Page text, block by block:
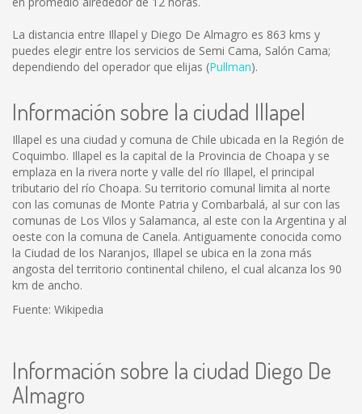
La distancia entre Illapel y Diego De Almagro es 863 kms y
puedes elegir entre los servicios de Semi Cama, Salón Cama;
dependiendo del operador que elijas (Pullman).
Información sobre la ciudad Illapel
Illapel es una ciudad y comuna de Chile ubicada en la Región de
Coquimbo. Illapel es la capital de la Provincia de Choapa y se
emplaza en la rivera norte y valle del río Illapel, el principal
tributario del río Choapa. Su territorio comunal limita al norte
con las comunas de Monte Patria y Combarbalá, al sur con las
comunas de Los Vilos y Salamanca, al este con la Argentina y al
oeste con la comuna de Canela. Antiguamente conocida como
la Ciudad de los Naranjos, Illapel se ubica en la zona más
angosta del territorio continental chileno, el cual alcanza los 90
km de ancho.
Fuente: Wikipedia
Información sobre la ciudad Diego De
Almagro